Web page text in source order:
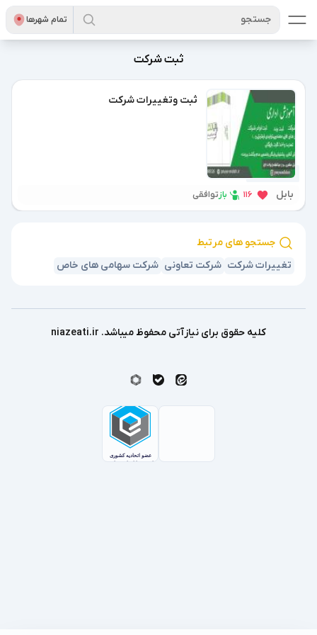
تمام شهر‌ها جستجو
ثبت شرکت
9 ماه پیش
ثبت وتغییرات شرکت
بابل 116 بازتوافقی
جستجو های مرتبط
تغییرات شرکت شرکت تعاونی شرکت سهامی های خاص
کلیه حقوق برای نیازآتی محفوظ میباشد. niazeati.ir